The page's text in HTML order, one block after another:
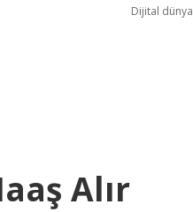
Dijital
Alır